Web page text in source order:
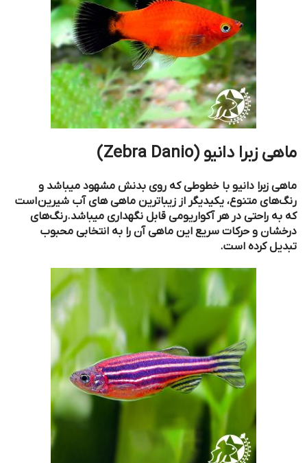
ماهی زبرا دانیو (Zebra Danio
)
ماهی زبرا دانیو با خطوطی که روی بدنش مشهود میباشد و
رنگ‌های متنوع، یکیدیگر از زیباترین ماهی‌ های آب شیریناست
که به راحتی در هر آکواریومی قابل نگهداری میباشد.رنگ‌های
درخشان و حرکات سریع این ماهی آن را به انتخابی محبوب
تبدیل کرده است.